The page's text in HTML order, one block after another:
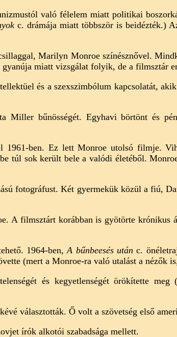
való félelem miatt politikai
c. drámája miatt többször is beidézték.)
Marilyn Monroe színésznővel.
miatt vizsgálat folyik, de a filmsztár
és a szexszimbólum kapcsolatát,
Miller bűnösségét. Egyhavi börtönt és
1961-ben. Ez lett Monroe utolsó filmje.
túl sok került bele a valódi életéből.
fotográfust. Két gyermekük közül a fiú,
A filmsztárt korábban is gyötörte krónikus
1964-ben,A bűnbeesés után c.
(mert a Monroe-ra való utalást a nézők
és kegyetlenségét örökítette
választották. Ő volt a szövetség első
írók alkotói szabadsága mellett.